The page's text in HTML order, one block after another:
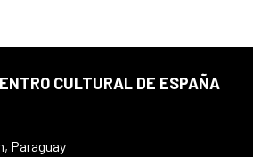
CULTURAL DE ESPAÑA
Paraguay